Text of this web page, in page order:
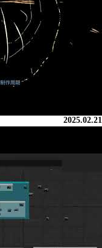
2025.02.21